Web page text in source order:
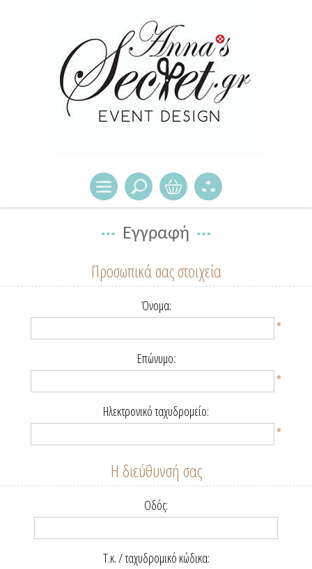
Εγγραφή
Προσωπικά σας στοιχεία
Όνομα:
*
Επώνυμο:
*
Ηλεκτρονικό ταχυδρομείο:
*
Η διεύθυνσή σας
Οδός:
Τ.κ. / ταχυδρομικό κώδικα: